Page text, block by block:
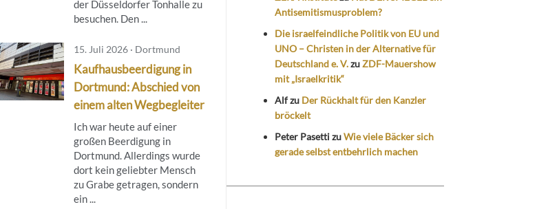
der Düsseldorfer Tonhalle zu
besuchen. Den ...
15. Juli 2026 · Dortmund
Kaufhausbeerdigung in
Dortmund: Abschied von
einem alten Wegbegleiter
Ich war heute auf einer
großen Beerdigung in
Dortmund. Allerdings wurde
dort kein geliebter Mensch
zu Grabe getragen, sondern
ein ...
Antisemitismusproblem?
Die israelfeindliche Politik von EU und
UNO – Christen in der Alternative für
Deutschland e. V.zuZDF-Mauershow
mit „Israelkritik“
Alfzu Der Rückhalt für den Kanzler
bröckelt
Peter PasettizuWie viele Bäcker sich
gerade selbst entbehrlich machen